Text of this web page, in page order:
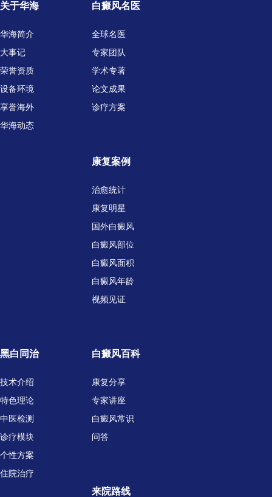
关于华海
华海简介
大事记
荣誉资质
设备环境
享誉海外
华海动态
白癜风名医
全球名医
专家团队
学术专著
论文成果
诊疗方案
康复案例
治愈统计
康复明星
国外白癜风
白癜风部位
白癜风面积
白癜风年龄
视频见证
黑白同治
技术介绍
特色理论
中医检测
诊疗模块
个性方案
住院治疗
白癜风百科
康复分享
专家讲座
白癜风常识
问答
来院路线